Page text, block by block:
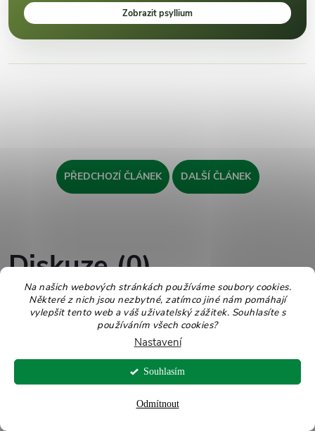
Na našich webových stránkách používáme soubory cookies.
Některé z nich jsou nezbytné, zatímco jiné nám pomáhají
vylepšit tento web a váš uživatelský zážitek. Souhlasíte s
používáním všech cookies?
Nastavení
Odmítnout
Souhlasím
Zobrazit psyllium
PŘEDCHOZÍ ČLÁNEK DALŠÍ ČLÁNEK
Diskuze (0)
Buďte první, kdo napíše příspěvek k této položce.
PŘIDAT KOMENTÁŘ